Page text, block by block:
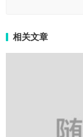
相关文章